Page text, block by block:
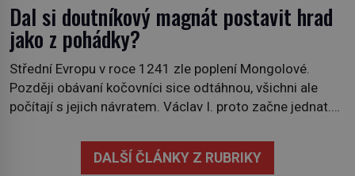
Dal si doutníkový magnát postavit hrad
jako z pohádky?
Střední Evropu v roce 1241 zle poplení Mongolové.
Později obávaní kočovníci sice odtáhnou, všichni ale
počítají s jejich návratem. Václav I. proto začne jednat.
pečlivě připravit! Český král Václav I. (1205–1253)
přijme opatření, která mají posílit obranu jeho království.
DALŠÍ ČLÁNKY Z RUBRIKY